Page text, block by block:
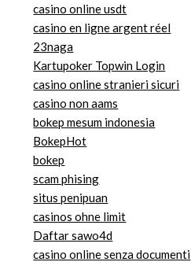
casino online usdt
casino en ligne argent réel
23naga
Kartupoker Topwin Login
casino online stranieri sicuri
casino non aams
bokep mesum indonesia
BokepHot
bokep
scam phising
situs penipuan
casinos ohne limit
Daftar sawo4d
casino online senza documenti